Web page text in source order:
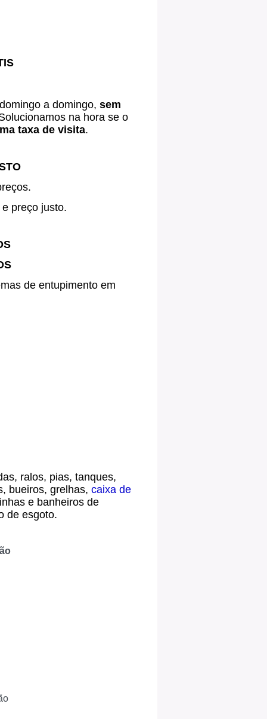
a domingo, sem
na hora se o
taxa de visita.
preço justo.
de entupimento em
ralos, pias, tanques,
bueiros, grelhas, caixa de
e banheiros de
de esgoto.